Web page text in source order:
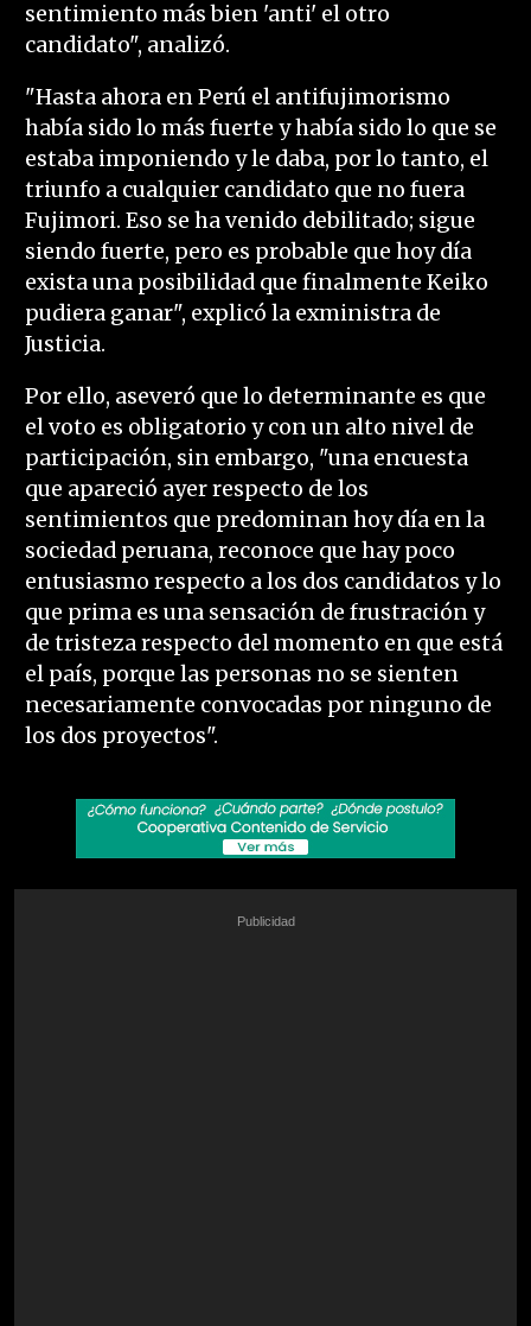
sentimiento más bien 'anti' el otro
candidato", analizó.
"Hasta ahora en Perú el antifujimorismo
había sido lo más fuerte y había sido lo que se
estaba imponiendo y le daba, por lo tanto, el
triunfo a cualquier candidato que no fuera
Fujimori. Eso se ha venido debilitado; sigue
siendo fuerte, pero es probable que hoy día
exista una posibilidad que finalmente Keiko
pudiera ganar", explicó la exministra de
Justicia.
Por ello, aseveró que lo determinante es que
el voto es obligatorio y con un alto nivel de
participación, sin embargo, "una encuesta
que apareció ayer respecto de los
sentimientos que predominan hoy día en la
sociedad peruana, reconoce que hay poco
entusiasmo respecto a los dos candidatos y lo
que prima es una sensación de frustración y
de tristeza respecto del momento en que está
el país, porque las personas no se sienten
necesariamente convocadas por ninguno de
los dos proyectos".